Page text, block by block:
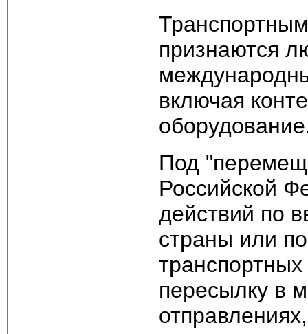
признаются
включая
Под
Российской
действий по
страны или
пересылку в